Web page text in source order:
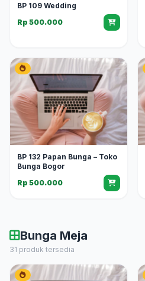
BP 109 Wedding
Rp 500.000
BP 132 Papan Bunga – Toko
Bunga Bogor
Rp 500.000
Bunga Meja
31 produk tersedia